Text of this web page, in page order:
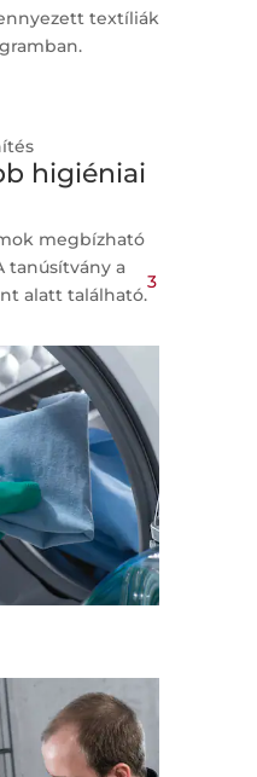
textíliák
higiéniai
megbízható
tanúsítvány a
alatt található.
3